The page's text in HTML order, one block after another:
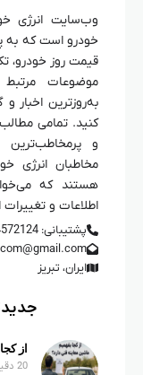
وب‌سایت انرژی
خودرو است که به
قیمت روز خودرو،
موضوعات مرتبط
به‌روزترین اخبار
کنید. تمامی
و
مخاطبان انرژی
هستند که
اطلاعات و
پشتیبانی: 09214572124
ایران، تبریز
از
20 دقیقه قبل